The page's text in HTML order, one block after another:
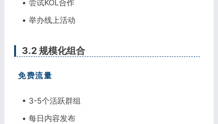
• 尝试KOL合作
• 举办线上活动
3.2 规模化组合
免费流量
• 3-5个活跃群组
• 每日内容发布